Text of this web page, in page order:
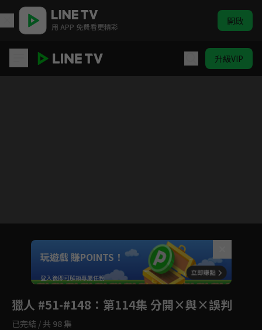
用 APP 免費看更精彩 開啟
升級VIP
Unmute
如有不便請見諒
玩遊戲 賺POINTS！
登入後即可解鎖專屬任務
獵人 #51-#148 ：第114集 分開×與×誤判
已完結 / 共 98 集